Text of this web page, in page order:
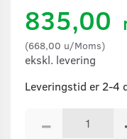
835,00
(668,00 u/Moms)
ekskl. levering
Leveringstid er 2-4